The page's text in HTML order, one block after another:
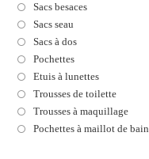
Sacs besaces
Sacs seau
Sacs à dos
Pochettes
Etuis à lunettes
Trousses de toilette
Trousses à maquillage
Pochettes à maillot de bain